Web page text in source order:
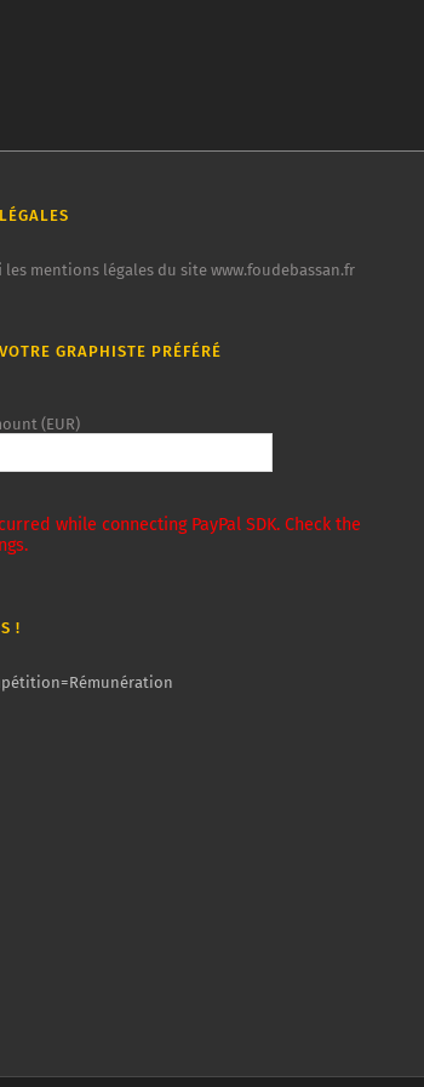
les mentions légales du site www.foudebassan.fr
GRAPHISTE PRÉFÉRÉ
(EUR)
while connecting PayPal SDK. Check the
!